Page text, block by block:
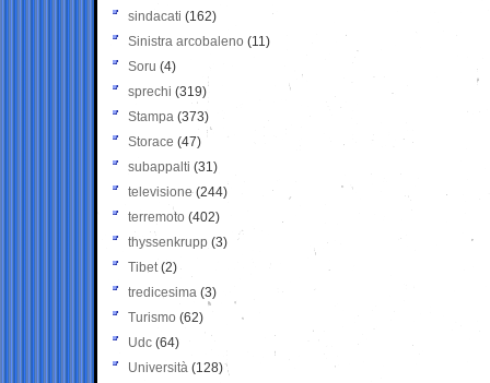
sindacati (162)
Sinistra arcobaleno (11)
Soru (4)
sprechi (319)
Stampa (373)
Storace (47)
subappalti (31)
televisione(244)
terremoto (402)
thyssenkrupp (3)
Tibet(2)
tredicesima (3)
Turismo (62)
Udc (64)
Università (128)